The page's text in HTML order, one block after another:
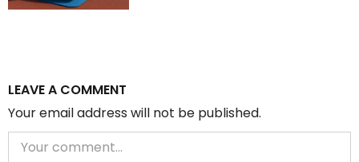
LEAVE A COMMENT
Your email address will not be published.